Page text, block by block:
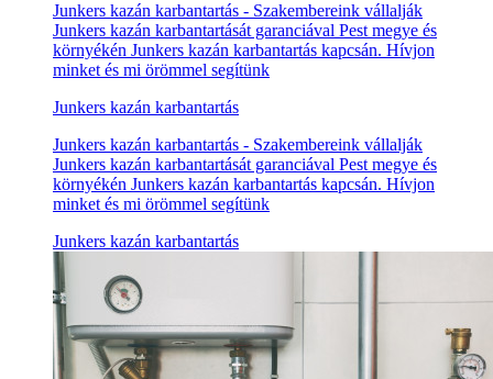
Junkers kazán karbantartás - Szakembereink vállalják
Junkers kazán karbantartását garanciával Pest megye és
környékén Junkers kazán karbantartás kapcsán. Hívjon
minket és mi örömmel segítünk
Junkers kazán karbantartás
Junkers kazán karbantartás - Szakembereink vállalják
Junkers kazán karbantartását garanciával Pest megye és
környékén Junkers kazán karbantartás kapcsán. Hívjon
minket és mi örömmel segítünk
Junkers kazán karbantartás